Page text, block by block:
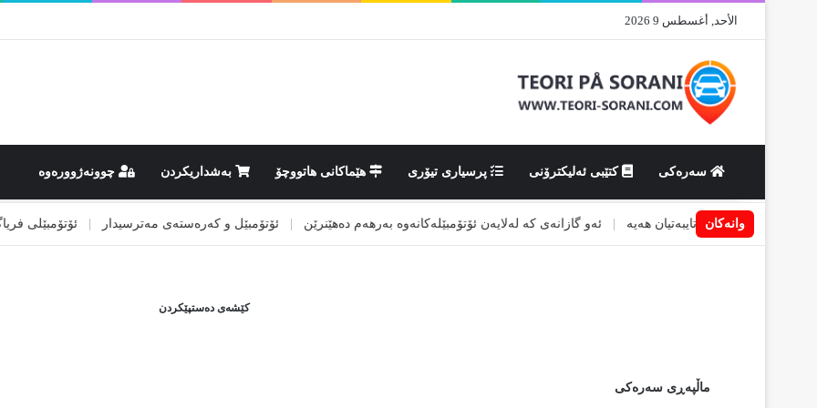
الأحد, أغسطس 9 2026
سەرەکی کتێبی ئەلیکترۆنی پرسیاری تیۆری هێماکانى هاتووچۆ بەشداریکردن چوونەژوورەوە
وانەکان
کە پێویستی تایبەتیان هەیە | ئەو گازانەی کە لەلایەن ئۆتۆمبێلەکانەوە بەرهەم دەهێنرێن | ئۆتۆمبێل و کەرەستەی مەترسیدار | ئۆتۆمبێلی
کێشەی دەستپێکردن
ماڵپەڕی سەرەکی